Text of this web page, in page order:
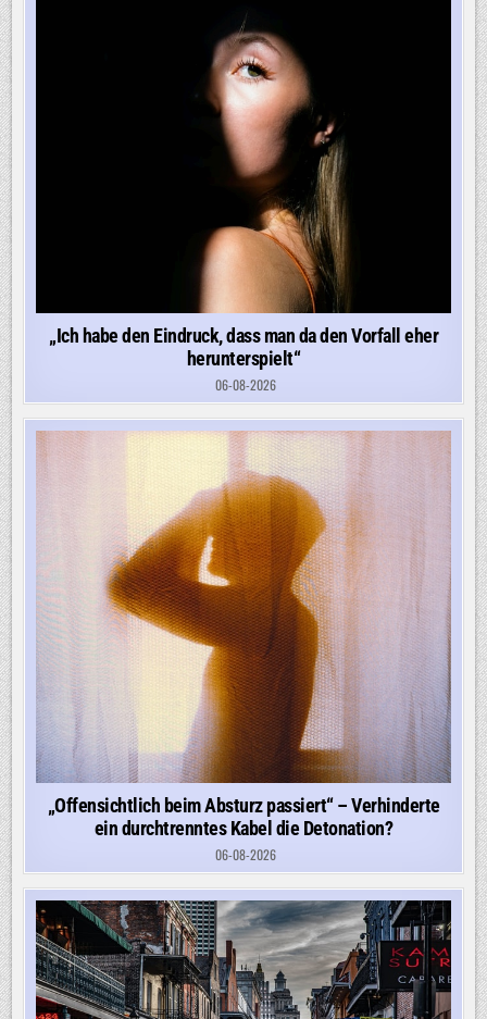
„Ich habe den Eindruck, dass man da den Vorfall eher
herunterspielt“
06-08-2026
„Offensichtlich beim Absturz passiert“ – Verhinderte
ein durchtrenntes Kabel die Detonation?
06-08-2026